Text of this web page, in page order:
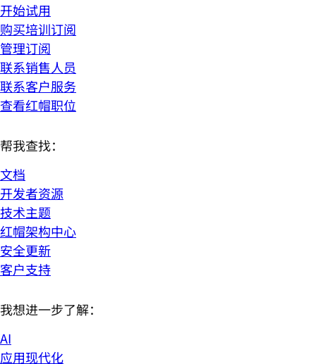
开始试用
购买培训订阅
管理订阅
联系销售人员
联系客户服务
查看红帽职位
帮我查找：
文档
开发者资源
技术主题
红帽架构中心
安全更新
客户支持
我想进一步了解：
AI
应用现代化